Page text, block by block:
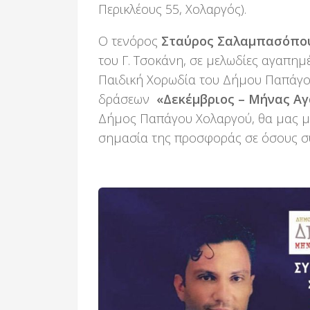
Περικλέους 55, Χολαργός).
Ο τενόρος Σταύρος
του Γ. Τσοκάνη, σε μελωδίες
Παιδική Χορωδία του Δήμου
δράσεων «Δεκέμβριος – Μήνας
Δήμος Παπάγου Χολαργού, θα μας
σημασία της προσφοράς σε όσους